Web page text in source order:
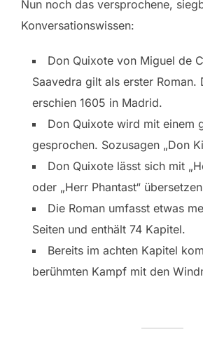
Nun noch das versprochene,
Konversationswissen:
Don Quixote von Miguel de
Saavedra gilt als erster Roman.
erschien 1605 in Madrid.
Don Quixote wird mit einem
gesprochen. Sozusagen „Don
Don Quixote lässt sich mit
oder „Herr Phantast“
Die Roman umfasst etwas
Seiten und enthält 74 Kapitel.
Bereits im achten Kapitel
berühmten Kampf mit den